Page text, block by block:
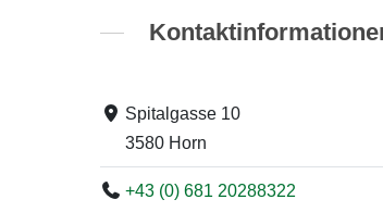
Spitalgasse 10
3580 Horn
+43 (0) 681 20288322